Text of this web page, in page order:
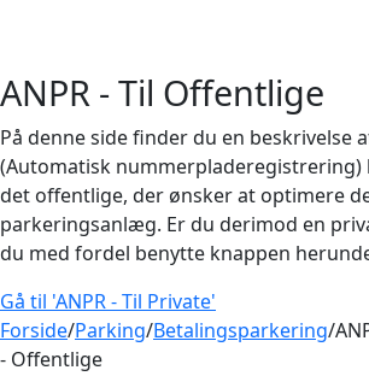
ANPR - Til Offentlige
På denne side finder du en beskrivelse
(Automatisk
det offentlige, der ønsker at optimere
parkeringsanlæg. Er du derimod en
du med fordel benytte knappen
Gå til 'ANPR - Til Private'
Forside/Parking/Betalingsparkering/
- Offentlige